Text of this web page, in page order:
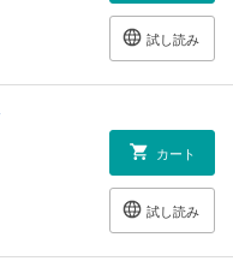
試し読み
カート
試し読み